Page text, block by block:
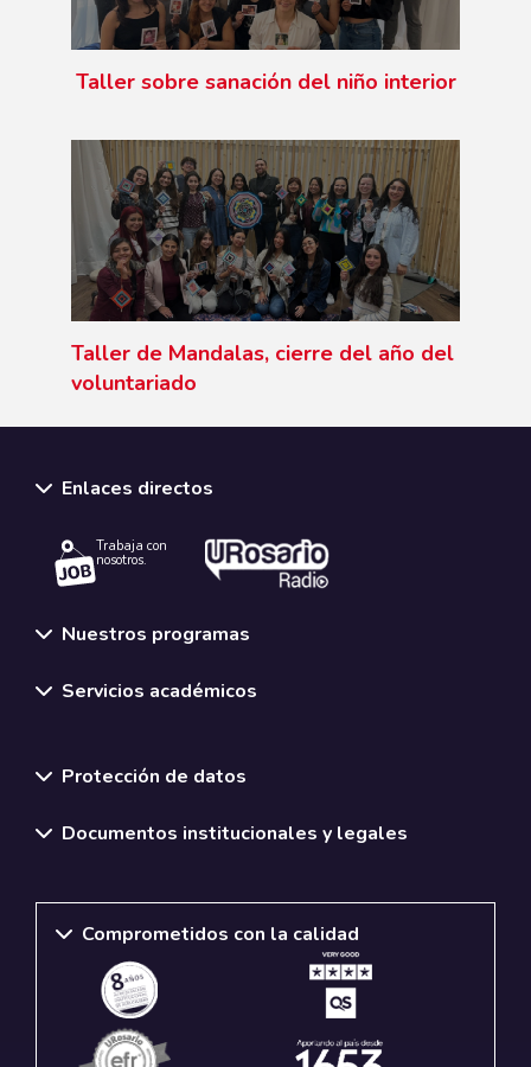
Taller sobre sanación del niño interior
Taller de Mandalas, cierre del año del
voluntariado
Enlaces directos
Trabaja con
nosotros.
Nuestros programas
Servicios académicos
Protección de datos
Documentos institucionales y legales
Comprometidos con la calidad